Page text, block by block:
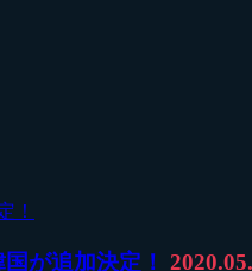
が追加決定！